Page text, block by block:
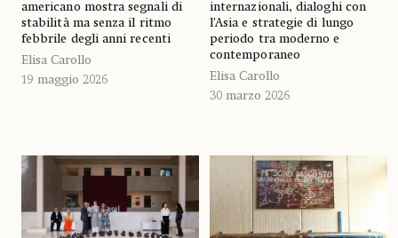
americano mostra segnali di
stabilità ma senza il ritmo
febbrile degli anni recenti
Elisa Carollo
19 maggio 2026
internazionali, dialoghi con
l’Asia e strategie di lungo
periodo tra moderno e
contemporaneo
Elisa Carollo
30 marzo 2026